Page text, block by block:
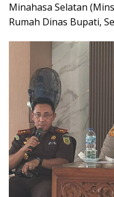
Minahasa Selatan
Rumah Dinas Bupati,